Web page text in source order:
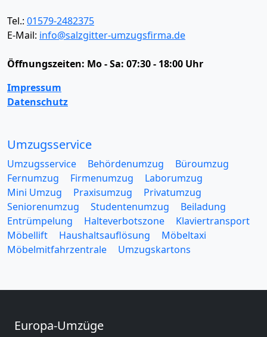
Tel.: 01579-2482375
E-Mail: info@salzgitter-umzugsfirma.de
Öffnungszeiten: Mo - Sa: 07:30 - 18:00 Uhr
Impressum
Datenschutz
Umzugsservice
Umzugsservice Behördenumzug
Büroumzug
Fernumzug
Firmenumzug
Laborumzug
Mini Umzug
Praxisumzug
Privatumzug
Seniorenumzug
Studentenumzug
Beiladung
Entrümpelung
Halteverbotszone
Klaviertransport
Möbellift
Haushaltsauflösung
Möbeltaxi
Möbelmitfahrzentrale
Umzugskartons
Europa-Umzüge